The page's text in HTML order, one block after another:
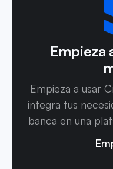
Empieza
Empieza a usar
integra tus
banca en una